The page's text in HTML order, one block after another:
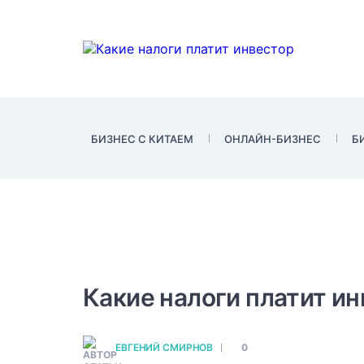
БИЗНЕС С КИТАЕМ ОНЛАЙН-БИЗНЕС
Какие налоги платит
ЕВГЕНИЙ СМИРНОВ 0
льготы
Все налоговые расчеты